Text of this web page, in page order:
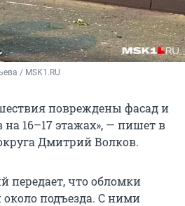
/ MSK1.RU
повреждены фасад и
на 16–17 этажах», — пишет в
Дмитрий Волков.
передает, что обломки
подъезда. С ними